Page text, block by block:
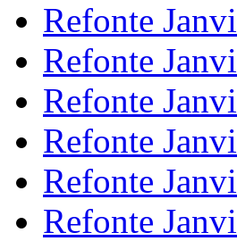
Refonte
Refonte
Refonte
Refonte
Refonte
Refonte